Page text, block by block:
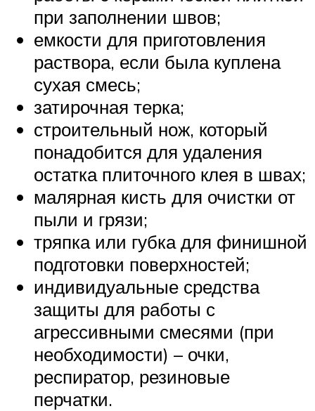
при заполнении швов;
емкости для приготовления
раствора, если была куплена
сухая смесь;
затирочная терка;
строительный нож, который
понадобится для удаления
остатка плиточного клея в швах;
малярная кисть для очистки от
пыли и грязи;
тряпка или губка для финишной
подготовки поверхностей;
индивидуальные средства
защиты для работы с
агрессивными смесями (при
необходимости) – очки,
респиратор, резиновые
перчатки.